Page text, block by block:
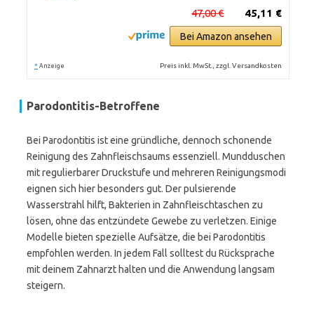
45,11 €
47,00 €
Bei Amazon ansehen
* Anzeige Preis inkl. MwSt., zzgl. Versandkosten
Parodontitis-Betroffene
Bei Parodontitis ist eine gründliche, dennoch schonende
Reinigung des Zahnfleischsaums essenziell. Mundduschen
mit regulierbarer Druckstufe und mehreren Reinigungsmodi
eignen sich hier besonders gut. Der pulsierende
Wasserstrahl hilft, Bakterien in Zahnfleischtaschen zu
lösen, ohne das entzündete Gewebe zu verletzen. Einige
Modelle bieten spezielle Aufsätze, die bei Parodontitis
empfohlen werden. In jedem Fall solltest du Rücksprache
mit deinem Zahnarzt halten und die Anwendung langsam
steigern.